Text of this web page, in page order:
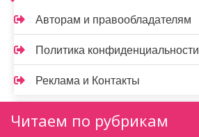
Авторам и правообладателям
Политика конфиденциальности
Реклама и Контакты
Читаем по рубрикам